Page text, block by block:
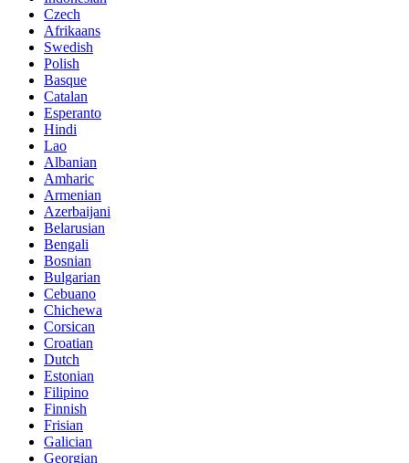
Czech
Afrikaans
Swedish
Polish
Basque
Catalan
Esperanto
Hindi
Lao
Albanian
Amharic
Armenian
Azerbaijani
Belarusian
Bengali
Bosnian
Bulgarian
Cebuano
Chichewa
Corsican
Croatian
Dutch
Estonian
Filipino
Finnish
Frisian
Galician
Georgian